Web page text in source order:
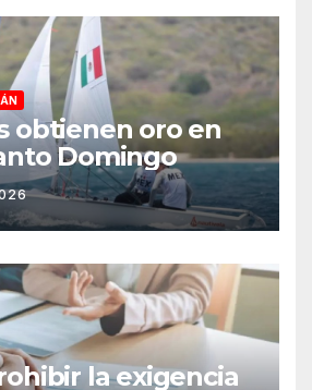
obtienen oro en
Domingo
la exigencia